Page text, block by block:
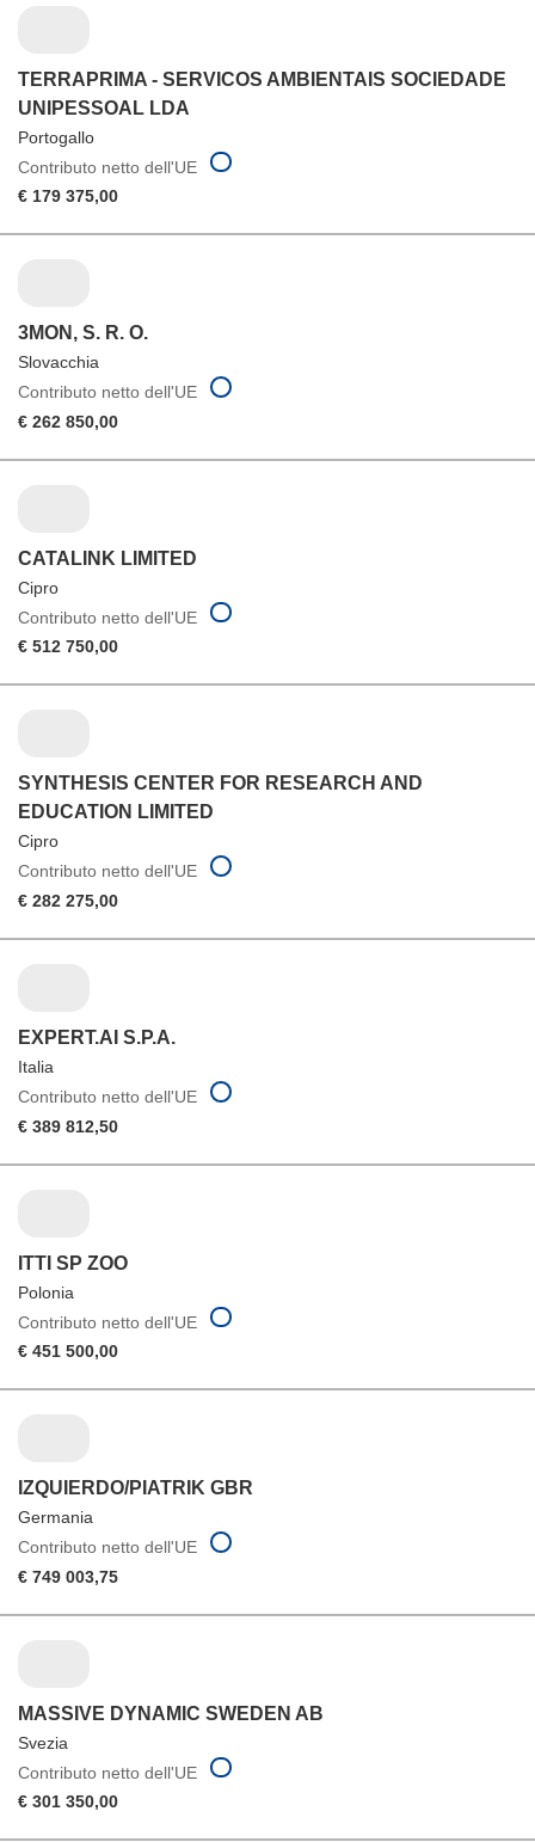
TERRAPRIMA - SERVICOS AMBIENTAIS SOCIEDADE
UNIPESSOAL LDA
Portogallo
Contributo netto dell'UE
€ 179 375,00
3MON, S. R. O.
Slovacchia
Contributo netto dell'UE
€ 262 850,00
CATALINK LIMITED
Cipro
Contributo netto dell'UE
€ 512 750,00
SYNTHESIS CENTER FOR RESEARCH AND
EDUCATION LIMITED
Cipro
Contributo netto dell'UE
€ 282 275,00
EXPERT.AI S.P.A.
Italia
Contributo netto dell'UE
€ 389 812,50
ITTI SP ZOO
Polonia
Contributo netto dell'UE
€ 451 500,00
IZQUIERDO/PIATRIK GBR
Germania
Contributo netto dell'UE
€ 749 003,75
MASSIVE DYNAMIC SWEDEN AB
Svezia
Contributo netto dell'UE
€ 301 350,00